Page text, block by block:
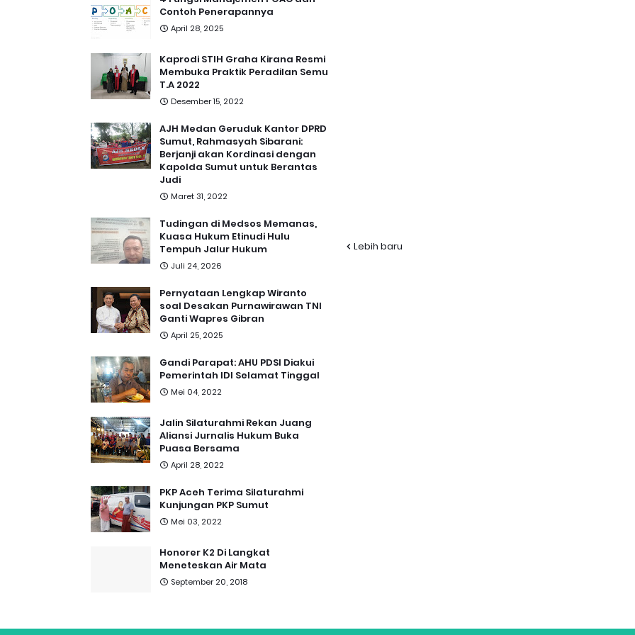
Lebih baru
Contoh Penerapannya
April 28, 2025
Kaprodi STIH Graha Kirana Resmi
Membuka Praktik Peradilan Semu
T.A 2022
Desember 15, 2022
AJH Medan Geruduk Kantor DPRD
Sumut, Rahmasyah Sibarani:
Berjanji akan Kordinasi dengan
Kapolda Sumut untuk Berantas
Judi
Maret 31, 2022
Tudingan di Medsos Memanas,
Kuasa Hukum Etinudi Hulu
Tempuh Jalur Hukum
Juli 24, 2026
Pernyataan Lengkap Wiranto
soal Desakan Purnawirawan TNI
Ganti Wapres Gibran
April 25, 2025
Gandi Parapat: AHU PDSI Diakui
Pemerintah IDI Selamat Tinggal
Mei 04, 2022
Jalin Silaturahmi Rekan Juang
Aliansi Jurnalis Hukum Buka
Puasa Bersama
April 28, 2022
PKP Aceh Terima Silaturahmi
Kunjungan PKP Sumut
Mei 03, 2022
Honorer K2 Di Langkat
Meneteskan Air Mata
September 20, 2018